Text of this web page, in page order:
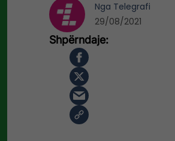
Nga Telegrafi
29/08/2021